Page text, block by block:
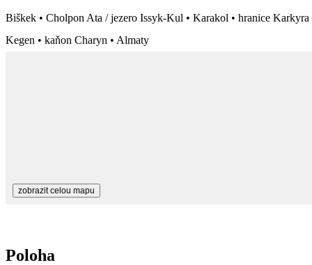
Biškek • Cholpon Ata / jezero Issyk-Kul • Karakol • hranice Karkyra
Kegen • kaňon Charyn • Almaty
zobrazit celou mapu
Poloha